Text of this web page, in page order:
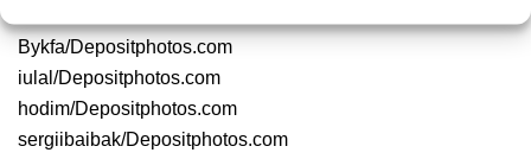
Bykfa/Depositphotos.com
iulal/Depositphotos.com
hodim/Depositphotos.com
sergiibaibak/Depositphotos.com